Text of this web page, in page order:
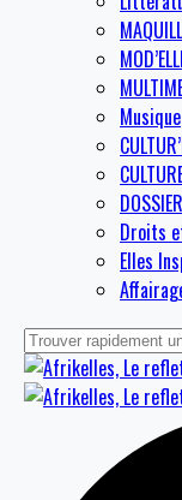
Musique
DOSSIER
Droits
Elles